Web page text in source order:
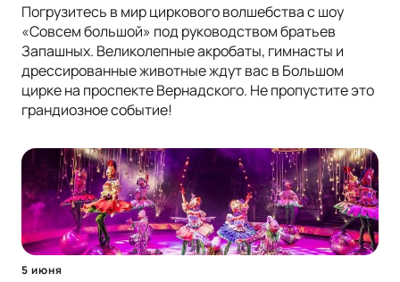
Погрузитесь в мир циркового волшебства с шоу
«Совсем большой» под руководством братьев
Запашных. Великолепные акробаты, гимнасты и
дрессированные животные ждут вас в Большом
цирке на проспекте Вернадского. Не пропустите это
грандиозное событие!
5 июня